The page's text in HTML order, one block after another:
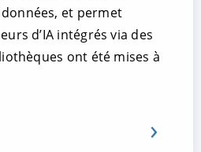
et permet
d’IA intégrés via des
ont été mises à